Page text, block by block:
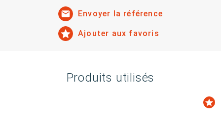
Envoyer la référence
Ajouter aux favoris
Produits utilisés